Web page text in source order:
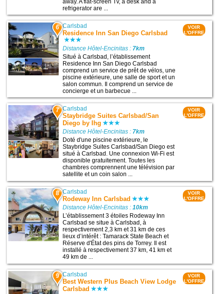
refrigerator are ...
6 Carlsbad
Residence Inn San Diego Carlsbad
Distance Hôtel-Encinitas : 7km
Situé à Carlsbad, l’établissement
Residence Inn San Diego Carlsbad
comprend un service de prêt de vélos, une
piscine extérieure, une salle de sport et un
salon commun. Il comprend un service de
concierge et un barbecue ...
VOIR
L'OFFRE
7 Carlsbad
Staybridge Suites Carlsbad/San
Diego by Ihg
Distance Hôtel-Encinitas : 7km
Doté d'une piscine extérieure, le
Staybridge Suites Carlsbad/San Diego est
situé à Carlsbad. Une connexion Wi-Fi est
disponible gratuitement. Toutes les
chambres comprennent une télévision par
satellite et un coin salon ...
VOIR
L'OFFRE
8 Carlsbad
Rodeway Inn Carlsbad
Distance Hôtel-Encinitas :10km
L’établissement 3 étoiles Rodeway Inn
Carlsbad se situe à Carlsbad, à
respectivement 2,3 km et 31 km de ces
lieux d’intérêt : Tamarack State Beach et
Réserve d'État des pins de Torrey. Il est
installé à respectivement 37 km, 41 km et
49 km de ...
VOIR
L'OFFRE
9 Carlsbad
Best Western Plus Beach View Lodge
Carlsbad
VOIR
L'OFFRE